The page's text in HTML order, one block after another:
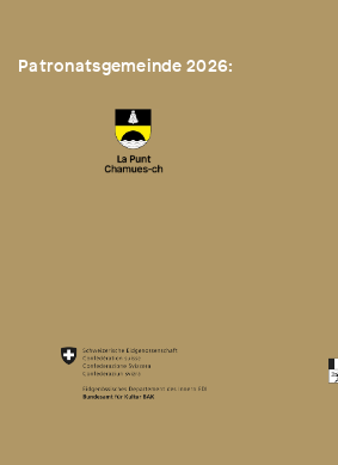
Patronatsgemeinde 2026: